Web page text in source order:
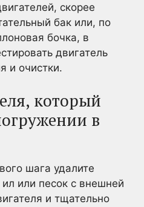
скорее
бак или, по
бочка, в
двигатель
и очистки.
который
в
шага удалите
ил или песок с внешней
и тщательно